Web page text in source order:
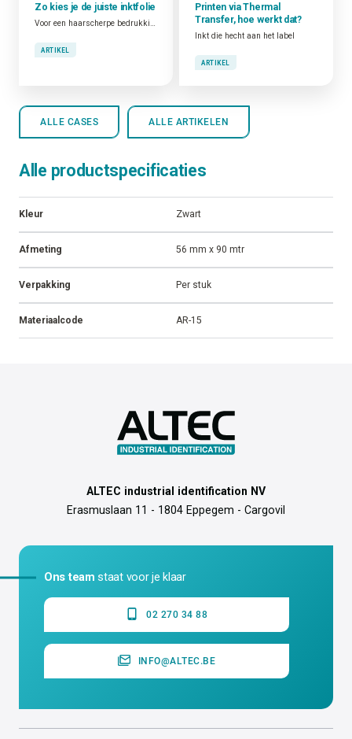
Zo kies je de juiste inktfolie
Voor een haarscherpe bedrukking
ARTIKEL
Printen via Thermal
Transfer, hoe werkt dat?
Inkt die hecht aan het label
ARTIKEL
ALLE CASES ALLE ARTIKELEN
Alle productspecificaties
Kleur Zwart
Afmeting 56 mm x 90 mtr
Verpakking Per stuk
Materiaalcode AR-15
ALTEC industrial identification NV
Erasmuslaan 11 - 1804 Eppegem - Cargovil
Ons team staat voor je klaar
02 270 34 88
INFO@ALTEC.BE